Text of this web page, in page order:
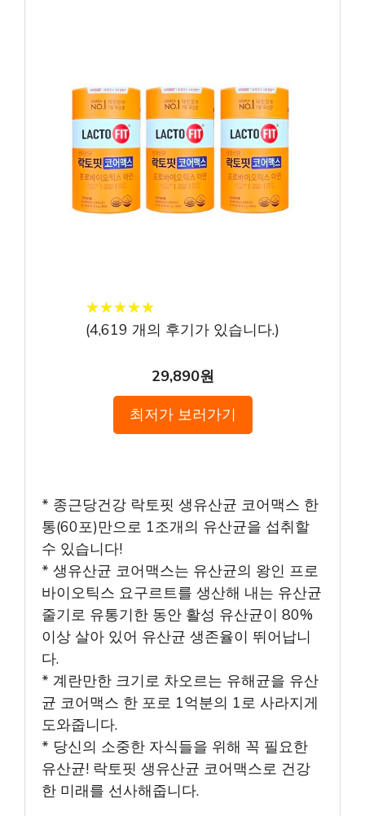
★★★★★
★★★★★
(4,619 개의 후기가 있습니다.)
29,890원
최저가 보러가기
* 종근당건강 락토핏 생유산균 코어맥스 한
통(60포)만으로 1조개의 유산균을 섭취할
수 있습니다!
* 생유산균 코어맥스는 유산균의 왕인 프로
바이오틱스 요구르트를 생산해 내는 유산균
줄기로 유통기한 동안 활성 유산균이 80%
이상 살아 있어 유산균 생존율이 뛰어납니
다.
* 계란만한 크기로 차오르는 유해균을 유산
균 코어맥스 한 포로 1억분의 1로 사라지게
도와줍니다.
* 당신의 소중한 자식들을 위해 꼭 필요한
유산균! 락토핏 생유산균 코어맥스로 건강
한 미래를 선사해줍니다.